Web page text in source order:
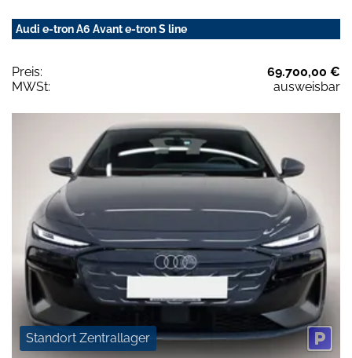
Audi e-tron A6 Avant e-tron S line
Preis:
69.700,00 €
MWSt:
ausweisbar
Standort Zentrallager